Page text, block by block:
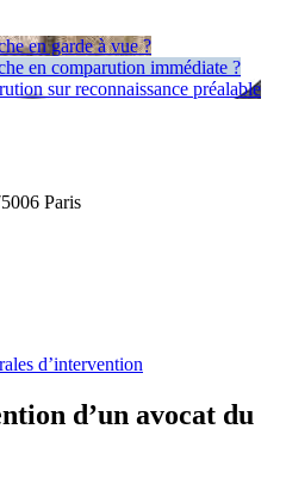
en garde à vue ?
en comparution immédiate ?
sur reconnaissance préalable
Paris
d’intervention
d’un avocat du